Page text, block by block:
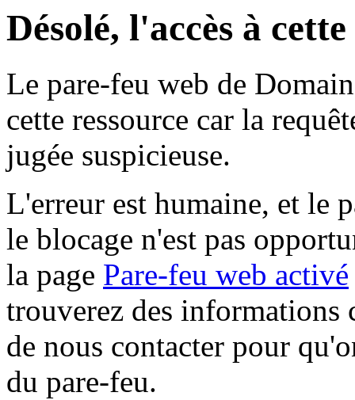
Désolé, l'accès à
Le pare-feu web de
cette ressource car la
jugée suspicieuse.
L'erreur est humaine, et le
le blocage n'est pas
la page Pare-feu web activé
trouverez des informations
de nous contacter pour
du pare-feu.